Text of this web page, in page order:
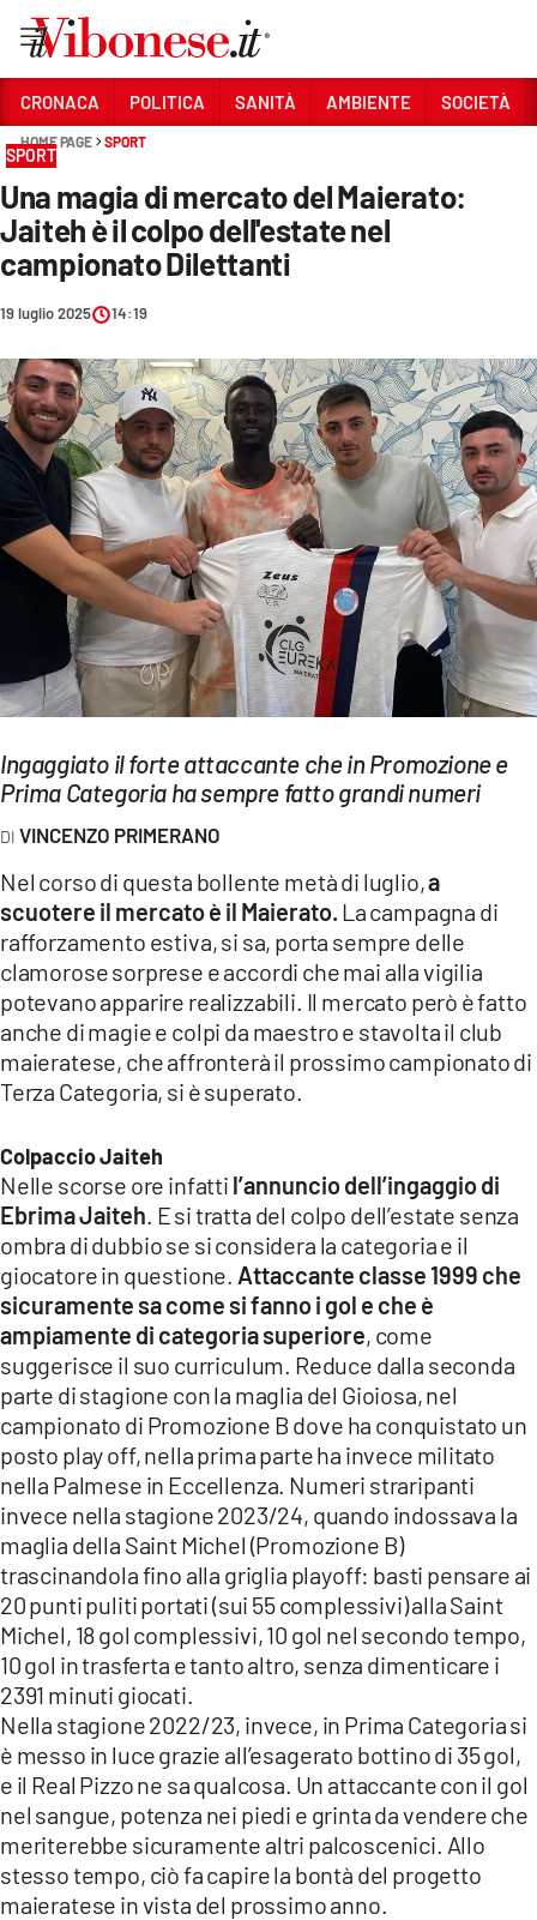
Sezioni
CRONACA
POLITICA
SOCIETÀ
CULTURA
ECONOMIA E LAVORO
EVENTI
SPORT
Streaming
LAC TV
LAC NETWORK
LaC
Network
LACPLAY.IT
LACTV.IT
LACONAIR.IT
LACITYMAG.IT
ILREGGINO.IT
COSENZACHANNEL.IT
ILVIBONESE.IT
CATANZAROCHANNEL.IT
LACAPITALENEWS.IT
App
ANDROID
APPLE
CRONACA POLITICA SANITÀ AMBIENTE SOCIETÀ
HOME PAGE SPORT
SPORT
Una magia di mercato del Maierato:
Jaiteh è il colpo dell'estate nel
campionato Dilettanti
19 luglio 2025 14:19
Ingaggiato il forte attaccante che in Promozione e
Prima Categoria ha sempre fatto grandi numeri
VINCENZO PRIMERANO
Nel corso di questa bollente metà di luglio,a
scuotere il mercato è il Maierato. La campagna di
rafforzamento estiva, si sa, porta sempre delle
clamorose sorprese e accordi che mai alla vigilia
potevano apparire realizzabili. Il mercato però è fatto
anche di magie e colpi da maestro e stavolta il club
maieratese, che affronterà il prossimo campionato di
Terza Categoria, si è superato.
Colpaccio Jaiteh
Nelle scorse ore infatti l’annuncio dell’ingaggio di
Ebrima Jaiteh . E si tratta del colpo dell’estate senza
ombra di dubbio se si considera la categoria e il
giocatore in questione. Attaccante classe 1999 che
sicuramente sa come si fanno i gol e che è
ampiamente di categoria superiore, come
suggerisce il suo curriculum. Reduce dalla seconda
parte di stagione con la maglia del Gioiosa, nel
campionato di Promozione B dove ha conquistato un
posto play off, nella prima parte ha invece militato
nella Palmese in Eccellenza. Numeri straripanti
invece nella stagione 2023/24, quando indossava la
maglia della Saint Michel (Promozione B)
trascinandola fino alla griglia playoff: basti pensare ai
20 punti puliti portati (sui 55 complessivi) alla Saint
Michel, 18 gol complessivi, 10 gol nel secondo tempo,
10 gol in trasferta e tanto altro, senza dimenticare i
2391 minuti giocati.
Nella stagione 2022/23, invece, in Prima Categoria si
è messo in luce grazie all’esagerato bottino di 35 gol,
e il Real Pizzo ne sa qualcosa. Un attaccante con il gol
nel sangue, potenza nei piedi e grinta da vendere che
meriterebbe sicuramente altri palcoscenici. Allo
stesso tempo, ciò fa capire la bontà del progetto
maieratese in vista del prossimo anno.